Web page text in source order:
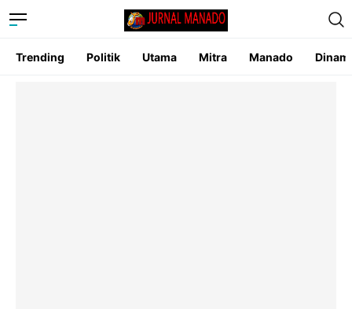
Trending Politik Utama Mitra Manado